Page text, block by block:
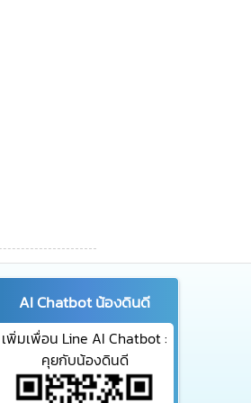
AI Chatbot น้องดินดี
เพิ่มเพื่อน Line AI Chatbot :
คุยกับน้องดินดี